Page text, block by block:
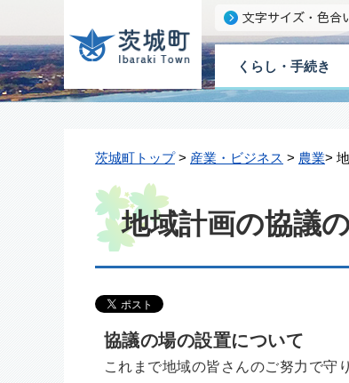
くらし・手続き
茨城町トップ> 産業・ビジネス > 農業>
地域計画の協議
協議の場の設置について
これまで地域の皆さんのご努⼒で守